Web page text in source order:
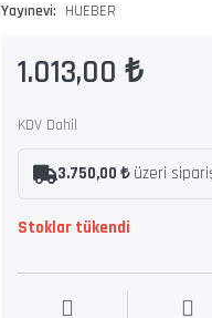
Yayınevi: HUEBER
1.013,00 ₺
KDV Dahil
3.750,00 ₺üzeri
Stoklar tükendi